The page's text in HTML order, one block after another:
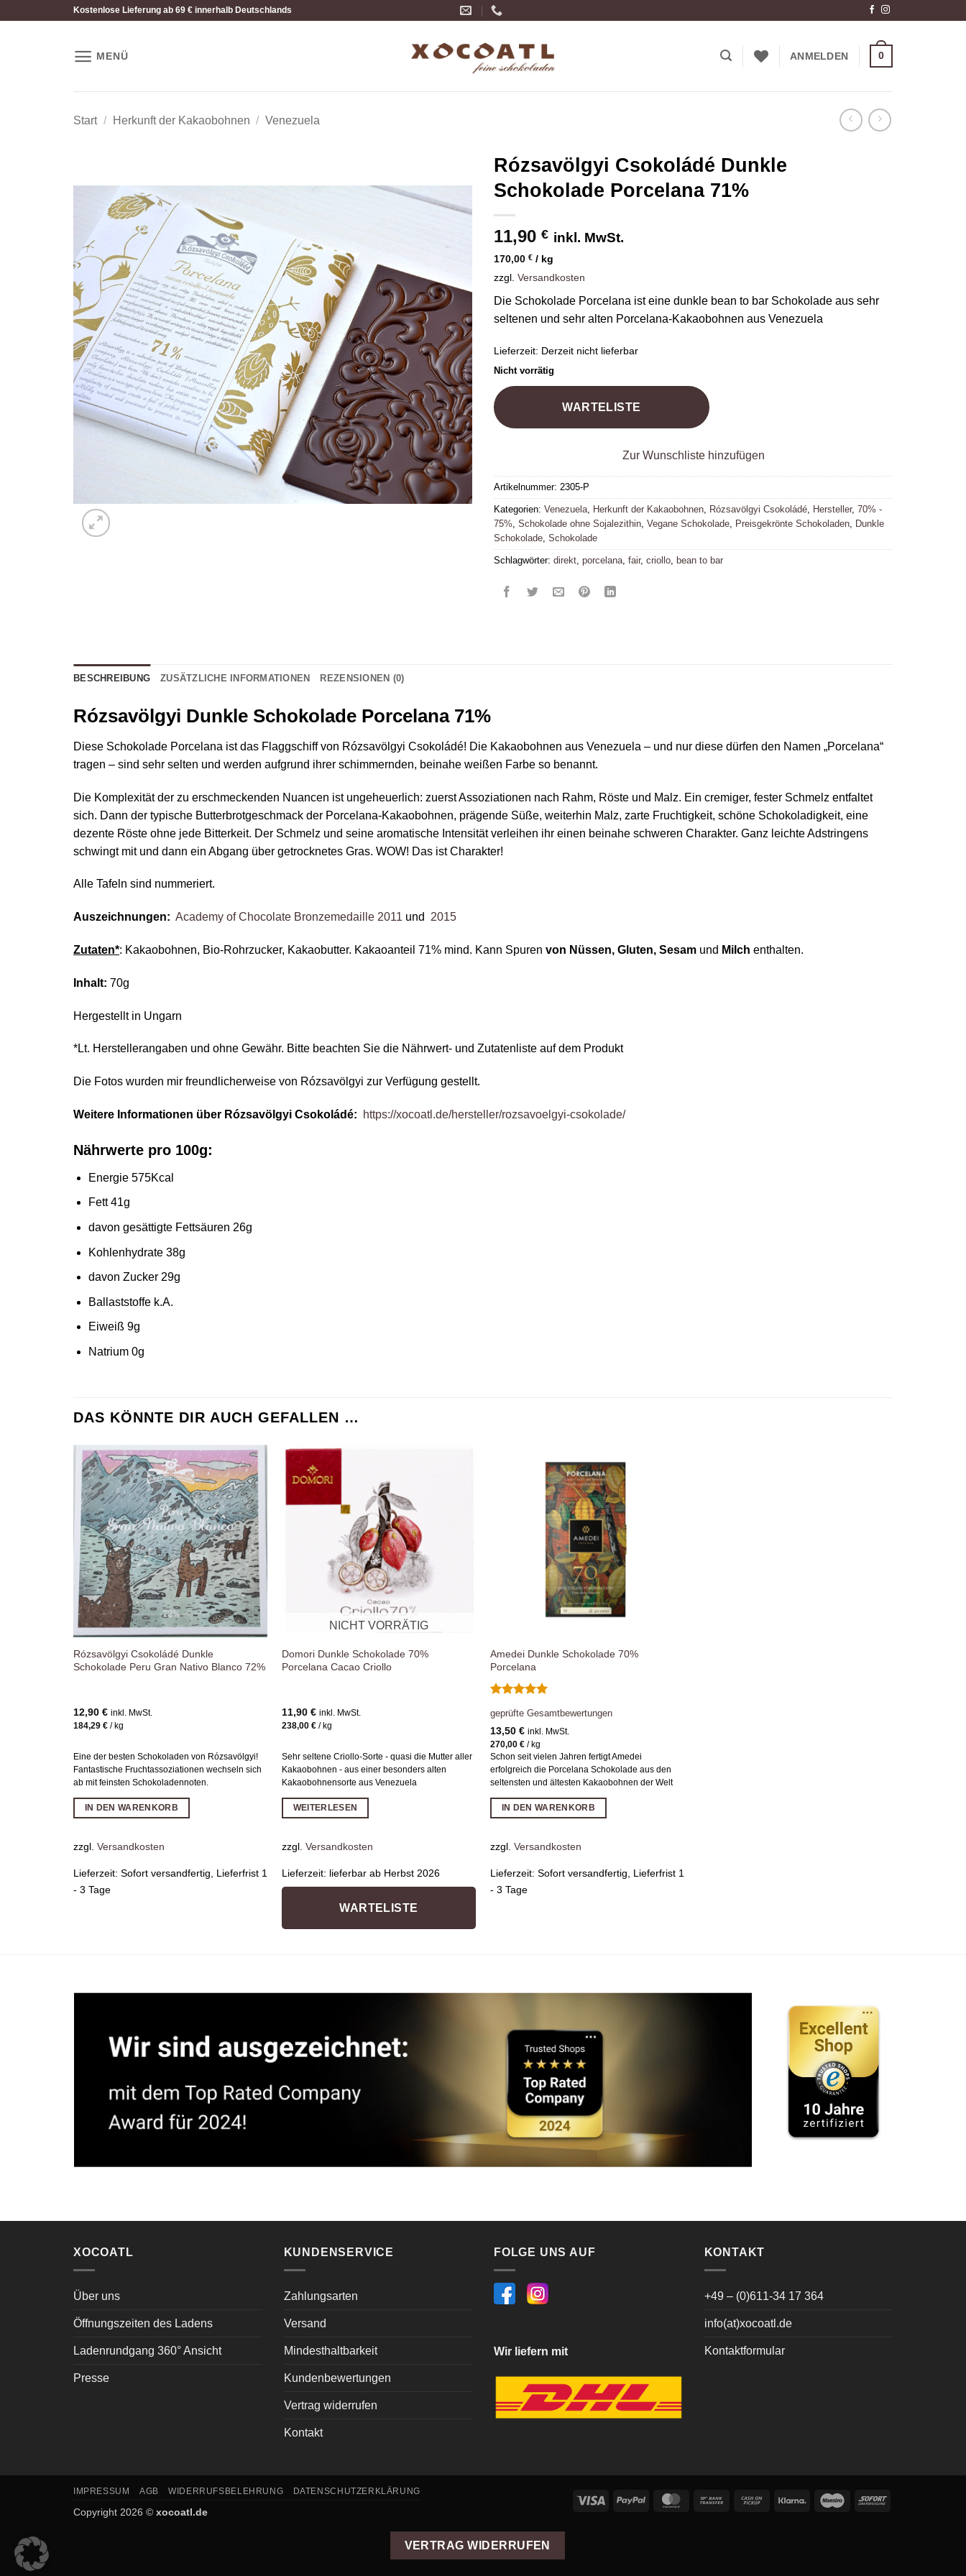
Kostenlose Lieferung ab 69 € innerhalb Deutschlands
MENÜ ANMELDEN 0
Start / Herkunft der Kakaobohnen / Venezuela
Zur
Wunschliste
Rózsavölgyi Csokoládé Dunkle
Schokolade Porcelana 71%
11,90 € inkl. MwSt.
170,00 € / kg
zzgl. Versandkosten
Die Schokolade Porcelana ist eine dunkle bean to bar Schokolade aus sehr
seltenen und sehr alten Porcelana-Kakaobohnen aus Venezuela
Lieferzeit: Derzeit nicht lieferbar
Nicht vorrätig
WARTELISTE
Zur Wunschliste hinzufügen
Artikelnummer: 2305-P
Kategorien: Venezuela, Herkunft der Kakaobohnen, Rózsavölgyi Csokoládé, Hersteller, 70% -
75%, Schokolade ohne Sojalezithin, Vegane Schokolade, Preisgekrönte Schokoladen, Dunkle
Schokolade, Schokolade
Schlagwörter: direkt, porcelana, fair, criollo, bean to bar
BESCHREIBUNG ZUSÄTZLICHE INFORMATIONEN REZENSIONEN (0)
Rózsavölgyi Dunkle Schokolade Porcelana 71%
Diese Schokolade Porcelana ist das Flaggschiff von Rózsavölgyi Csokoládé! Die Kakaobohnen aus Venezuela – und nur diese dürfen den Namen „Porcelana“
tragen – sind sehr selten und werden aufgrund ihrer schimmernden, beinahe weißen Farbe so benannt.
Die Komplexität der zu erschmeckenden Nuancen ist ungeheuerlich: zuerst Assoziationen nach Rahm, Röste und Malz. Ein cremiger, fester Schmelz entfaltet
sich. Dann der typische Butterbrotgeschmack der Porcelana-Kakaobohnen, prägende Süße, weiterhin Malz, zarte Fruchtigkeit, schöne Schokoladigkeit, eine
dezente Röste ohne jede Bitterkeit. Der Schmelz und seine aromatische Intensität verleihen ihr einen beinahe schweren Charakter. Ganz leichte Adstringens
schwingt mit und dann ein Abgang über getrocknetes Gras. WOW! Das ist Charakter!
Alle Tafeln sind nummeriert.
Auszeichnungen: Academy of Chocolate Bronzemedaille 2011 und 2015
Zutaten*: Kakaobohnen, Bio-Rohrzucker, Kakaobutter. Kakaoanteil 71% mind. Kann Spuren von Nüssen, Gluten, Sesam und Milch enthalten.
Inhalt: 70g
Hergestellt in Ungarn
*Lt. Herstellerangaben und ohne Gewähr. Bitte beachten Sie die Nährwert- und Zutatenliste auf dem Produkt
Die Fotos wurden mir freundlicherweise von Rózsavölgyi zur Verfügung gestellt.
Weitere Informationen über Rózsavölgyi Csokoládé: https://xocoatl.de/hersteller/rozsavoelgyi-csokolade/
Nährwerte pro 100g:
Energie 575Kcal
Fett 41g
davon gesättigte Fettsäuren 26g
Kohlenhydrate 38g
davon Zucker 29g
Ballaststoffe k.A.
Eiweiß 9g
Natrium 0g
DAS KÖNNTE DIR AUCH GEFALLEN …
Zur
Wunschliste
hinzufügen
Rózsavölgyi Csokoládé Dunkle
Schokolade Peru Gran Nativo Blanco 72%
12,90 € inkl. MwSt.
184,29 €/ kg
Eine der besten Schokoladen von Rózsavölgyi!
Fantastische Fruchtassoziationen wechseln sich
ab mit feinsten Schokoladennoten.
IN DEN WARENKORB
zzgl. Versandkosten
Lieferzeit: Sofort versandfertig, Lieferfrist 1
- 3 Tage
NICHT VORRÄTIG
Domori Dunkle Schokolade 70%
Porcelana Cacao Criollo
11,90 € inkl. MwSt.
238,00 €/ kg
Sehr seltene Criollo-Sorte - quasi die Mutter aller
Kakaobohnen - aus einer besonders alten
Kakaobohnensorte aus Venezuela
WEITERLESEN
zzgl. Versandkosten
Lieferzeit: lieferbar ab Herbst 2026
WARTELISTE
Amedei Dunkle Schokolade 70%
Porcelana
mit5von
5
geprüfte Gesamtbewertungen
13,50 € inkl. MwSt.
270,00 €/ kg
Schon seit vielen Jahren fertigt Amedei
erfolgreich die Porcelana Schokolade aus den
seltensten und ältesten Kakaobohnen der Welt
IN DEN WARENKORB
zzgl. Versandkosten
Lieferzeit: Sofort versandfertig, Lieferfrist 1
- 3 Tage
XOCOATL
Über uns
Öffnungszeiten des Ladens
Ladenrundgang 360° Ansicht
Presse
KUNDENSERVICE
Zahlungsarten
Versand
Mindesthaltbarkeit
Kundenbewertungen
Vertrag widerrufen
Kontakt
FOLGE UNS AUF
Wir liefern mit
KONTAKT
+49 – (0)611-34 17 364
info(at)xocoatl.de
Kontaktformular
Visa PayPal MasterCardBank
Cash
Klarna Maestro Sofort
IMPRESSUM AGB WIDERRUFSBELEHRUNG DATENSCHUTZERKLÄRUNG
Copyright 2026 © xocoatl.de
VERTRAG WIDERRUFEN